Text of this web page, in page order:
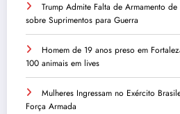
Trump Admite Falta de Armamento
sobre Suprimentos para Guerra
Homem de 19 anos preso em
100 animais em lives
Mulheres Ingressam no Exército
Força Armada